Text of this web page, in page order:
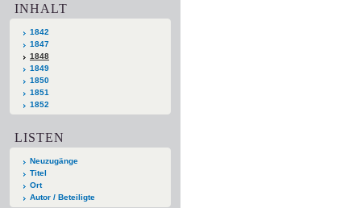
INHALT
1842
1847
1848
1849
1850
1851
1852
LISTEN
Neuzugänge
Titel
Ort
Autor / Beteiligte